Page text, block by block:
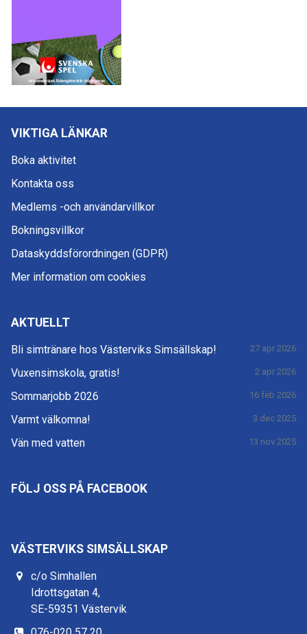
VIKTIGA LÄNKAR
Boka aktivitet
Kontakta oss
Medlems -och användarvillkor
Bokningsvillkor
Dataskyddsförordningen (GDPR)
Mer information om cookies
AKTUELLT
Bli simtränare hos Västerviks Simsällskap! 27 apr 2026
Vuxensimskola, gratis! 2 apr 2026
Sommarjobb 2026 16 feb 2026
Varmt välkomna! 3 dec 2025
Vän med vatten 13 nov 2025
FÖLJ OSS PÅ FACEBOOK
VÄSTERVIKS SIMSÄLLSKAP
c/o Simhallen
Idrottsgatan 4,
SE-59351 Västervik